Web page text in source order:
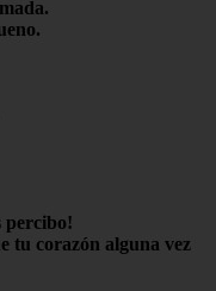
percibo!
tu corazón alguna vez